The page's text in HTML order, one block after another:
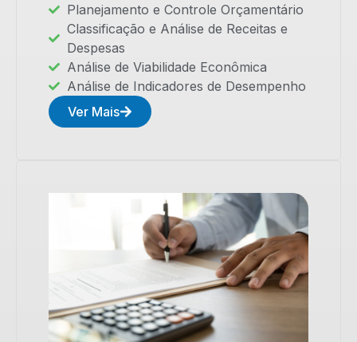
Planejamento e Controle Orçamentário
Classificação e Análise de Receitas e
Despesas
Análise de Viabilidade Econômica
Análise de Indicadores de Desempenho
Ver Mais